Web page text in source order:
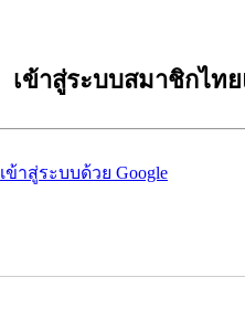
เข้าสู่ระบบสมาชิกไท
เข้าสู่ระบบด้วย Google